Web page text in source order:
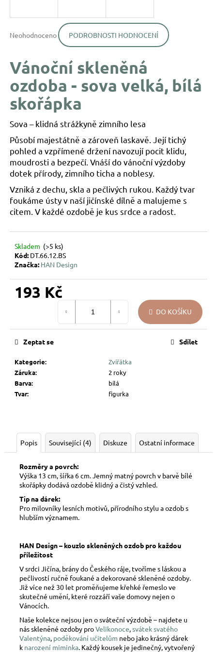
hodnocení
0,0
5
hvězdiček.
Neohodnoceno PODROBNOSTI HODNOCENÍ
Vánoční skleněná
ozdoba - sova velká, bílá
skořápka
Sova – klidná strážkyně zimního lesa
Působí majestátně a zároveň laskavě. Její tichý
pohled a vzpřímené držení navozují pocit klidu,
moudrosti a bezpečí. Vnáší do vánoční výzdoby
dotek přírody, zimního ticha a noblesy.
Vzniká z dechu, skla a pečlivých rukou. Každý tvar
foukáme ústy v naší jičínské dílně a malujeme s
citem. V každé ozdobě je kus srdce a radost.
Skladem (>5 ks)
Kód: DT.66.12.BS
Značka: HAN Design
193 Kč
DO KOŠÍKU
Kategorie:
Zvířátka
Záruka:
2 roky
Barva:
bílá
Tvar: figurka
Zeptat se Sdílet
Popis Související (4) Diskuze Ostatní informace
Rozměry a povrch:
Výška 13 cm, šířka 6 cm. Jemný matný povrch v barvě bílé
skořápky dodává ozdobě klidný a čistý vzhled.
Tip na dárek:
Pro milovníky lesních motivů, přírodního stylu a ozdob s
hlubším významem.
HAN Design – kouzlo skleněných ozdob pro každou
příležitost
V srdci Jičína, brány do Českého ráje, tvoříme s láskou a
pečlivostí ručně foukané a dekorované skleněné ozdoby.
Již více než 30 let proměňujeme křehké řemeslo ve
skutečné umění, které rozzáří vaše domovy nejen o
Vánocích.
Naše kolekce nejsou jen o sváteční výzdobě – najdete u
nás skleněné ozdoby proVelikonoce,svátek svatého
Valentýna, poděkování učitelům nebo jako krásný dárek
k narození miminka. Každý kousek je jedinečný, vytvořený
í
?
D
o
p
o
r
u
č
e
m
e
VÁNOČNÍ
KOULE
KŘEHKÁ
VĚTVIČKA
119
Kč